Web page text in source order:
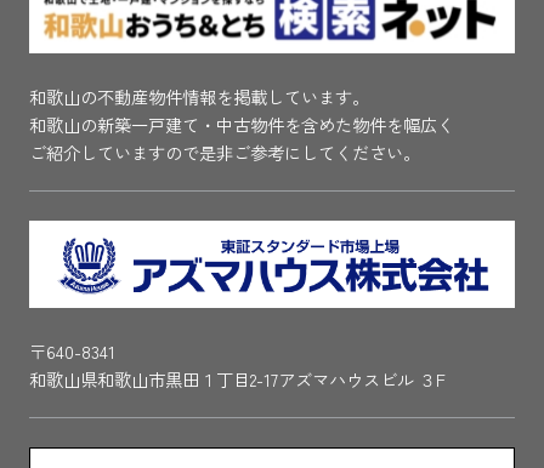
和歌山の不動産物件情報を掲載しています。
和歌山の新築一戸建て・中古物件を含めた物件を幅広く
ご紹介していますので是非ご参考にしてください。
〒640-8341
和歌山県和歌山市黒田１丁目2-17アズマハウスビル ３F